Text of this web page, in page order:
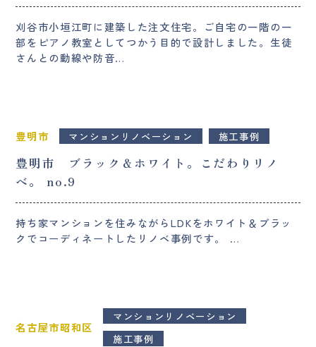
刈谷市小垣江町に建築した注文住宅。ご自宅の一階の一
部をピアノ教室としてつかう目的で設計しました。生徒
さんとの動線や防音…
豊明市 マンションリノベーション 施工事例
豊明市 ブラック＆ホワイト。こだわりリノ
ベ。 no.9
持ち家マンションを住みながらLDKをホワイト＆ブラッ
クでコーディネートしたリノベ事例です。 …
名古屋市昭和区
マンションリノベーション
施工事例